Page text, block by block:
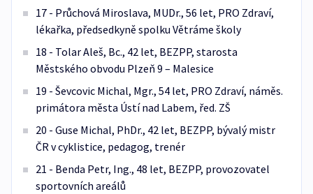
17 - Průchová Miroslava, MUDr., 56 let, PRO Zdraví,
lékařka, předsedkyně spolku Větráme školy
18 - Tolar Aleš, Bc., 42 let, BEZPP, starosta
Městského obvodu Plzeň 9 – Malesice
19 - Ševcovic Michal, Mgr., 54 let, PRO Zdraví, náměs.
primátora města Ústí nad Labem, řed. ZŠ
20 - Guse Michal, PhDr., 42 let, BEZPP, bývalý mistr
ČR v cyklistice, pedagog, trenér
21 - Benda Petr, Ing., 48 let, BEZPP, provozovatel
sportovních areálů